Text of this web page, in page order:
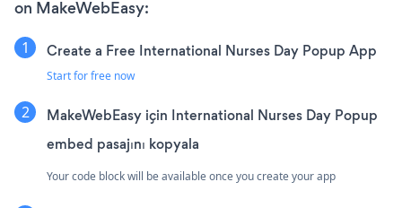
on MakeWebEasy:
Create a Free International Nurses Day Popup App
Start for free now
MakeWebEasy için International Nurses Day Popup
embed pasajını kopyala
Your code block will be available once you create your app